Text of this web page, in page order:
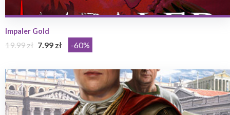
Impaler Gold
19.99 zł 7.99 zł -60%